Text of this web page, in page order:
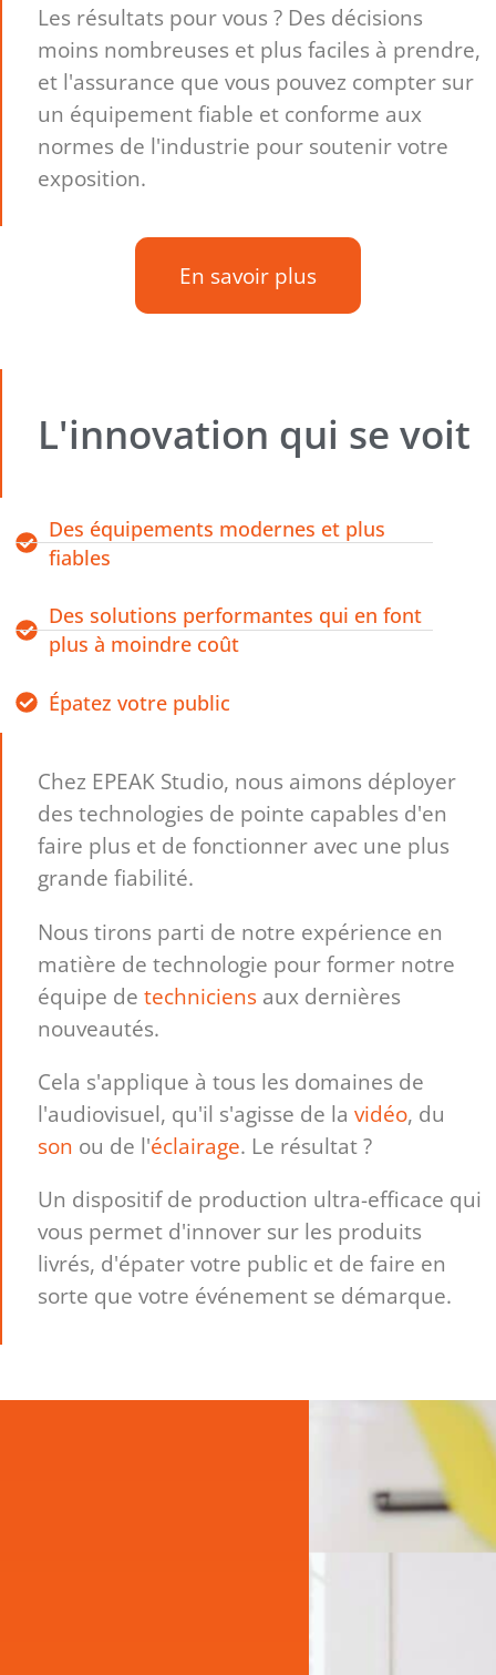
Les résultats pour vous ? Des décisions
moins nombreuses et plus faciles à prendre,
et l'assurance que vous pouvez compter sur
un équipement fiable et conforme aux
normes de l'industrie pour soutenir votre
exposition.
En savoir plus
L'innovation qui se voit
Chez EPEAK Studio, nous aimons déployer
des technologies de pointe capables d'en
faire plus et de fonctionner avec une plus
grande fiabilité.
Nous tirons parti de notre expérience en
matière de technologie pour former notre
équipe detechniciens aux dernières
nouveautés.
Cela s'applique à tous les domaines de
l'audiovisuel, qu'il s'agisse de lavidéo, du
son ou de l'éclairage. Le résultat ?
Un dispositif de production ultra-efficace qui
vous permet d'innover sur les produits
livrés, d'épater votre public et de faire en
sorte que votre événement se démarque.
Des équipements modernes et plus
fiables
Des solutions performantes qui en font
plus à moindre coût
Épatez votre public